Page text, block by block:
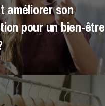
améliorer son
pour un bien-être